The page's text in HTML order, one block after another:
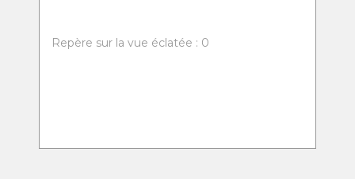
Repère sur la vue éclatée : 0